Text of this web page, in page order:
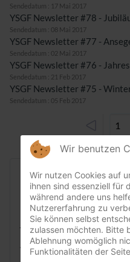
Letzter
Aktuelle
_______________
Archive:
Sendedatum : 17 Mai 2017
YSGF Newsletter #78 -
Sendedatum : 08 Mai 2017
YSGF Newsletter #77 -
Sendedatum : 02 Mai 2017
YSGF Newsletter #76 -
Sendedatum : 21 Feb 2017
YSGF Newsletter #75 -
Sendedatum : 05 Feb 2017
Wir benutzen
Wir nutzen Cookies auf
ihnen sind essenziell für
während andere uns
Nutzererfahrung zu
Sie können selbst
zulassen möchten. Bitte
Ablehnung womöglich
Funktionalitäten der